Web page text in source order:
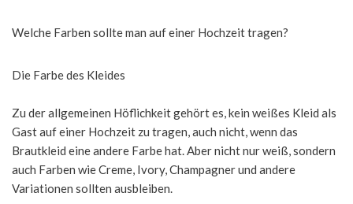
Welche Farben sollte man auf einer Hochzeit tragen?
Die Farbe des Kleides
Zu der allgemeinen Höflichkeit gehört es, kein weißes Kleid als
Gast auf einer Hochzeit zu tragen, auch nicht, wenn das
Brautkleid eine andere Farbe hat. Aber nicht nur weiß, sondern
auch Farben wie Creme, Ivory, Champagner und andere
Variationen sollten ausbleiben.